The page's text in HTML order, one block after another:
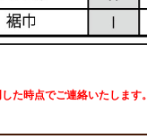
た時点でご連絡いたします。